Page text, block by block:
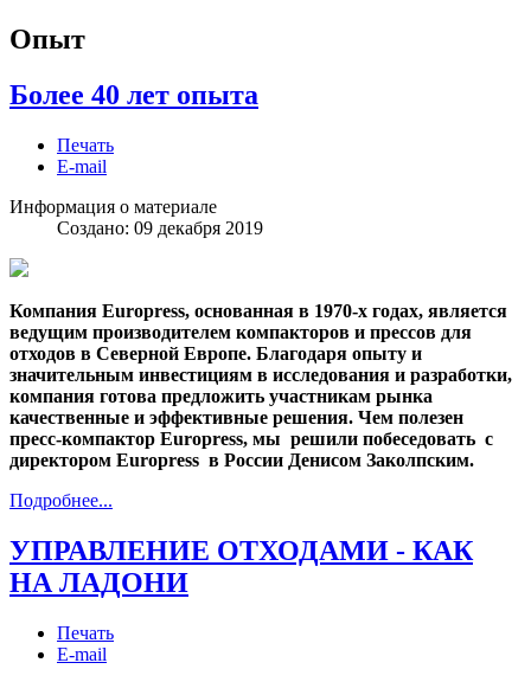
Опыт
Более 40 лет опыта
Печать
E-mail
Информация о материале
Создано: 09 декабря 2019
Компания Europress, основанная в 1970-х годах, является
ведущим производителем компакторов и прессов для
отходов в Северной Европе. Благодаря опыту и
значительным инвестициям в исследования и разработки,
компания готова предложить участникам рынка
качественные и эффективные решения. Чем полезен
пресс-компактор Europress, мы решили побеседовать с
директором Europress в России Денисом Заколпским.
Подробнее...
УПРАВЛЕНИЕ ОТХОДАМИ - КАК
НА ЛАДОНИ
Печать
E-mail